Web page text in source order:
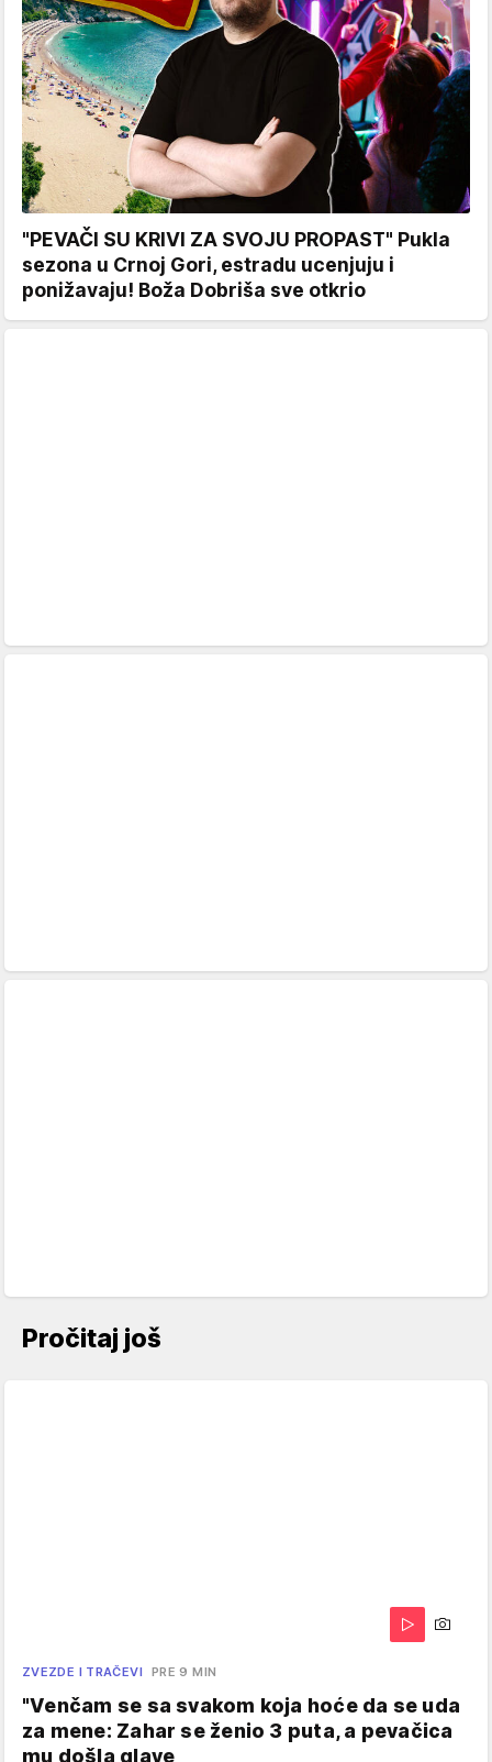
"PEVAČI SU KRIVI ZA SVOJU PROPAST" Pukla
sezona u Crnoj Gori, estradu ucenjuju i
ponižavaju! Boža Dobriša sve otkrio
Pročitaj još
ZVEZDE I TRAČEVI PRE 9 MIN
"Venčam se sa svakom koja hoće da se uda
za mene: Zahar se ženio 3 puta, a pevačica
mu došla glave